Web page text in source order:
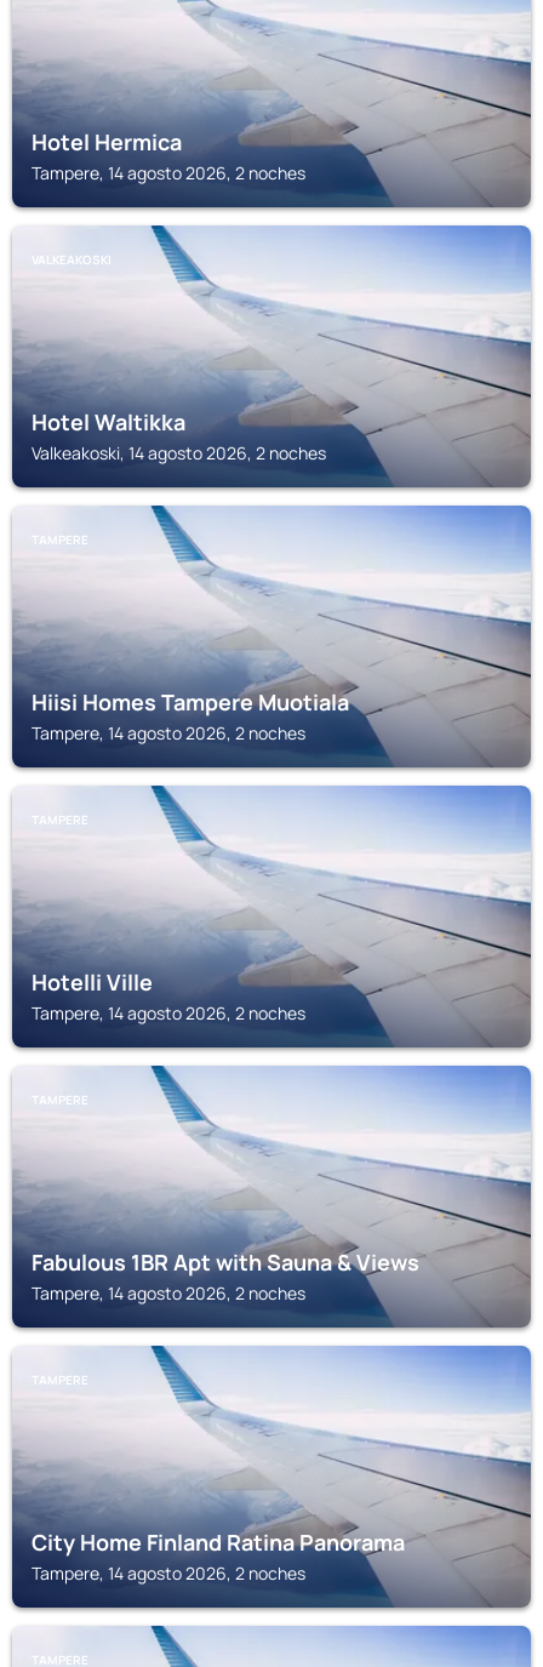
Hotel Hermica
Tampere, 14 agosto 2026, 2 noches
VALKEAKOSKI
Hotel Waltikka
Valkeakoski, 14 agosto 2026, 2 noches
TAMPERE
Hiisi Homes Tampere Muotiala
Tampere, 14 agosto 2026, 2 noches
TAMPERE
Hotelli Ville
Tampere, 14 agosto 2026, 2 noches
TAMPERE
Fabulous 1BR Apt with Sauna & Views
Tampere, 14 agosto 2026, 2 noches
TAMPERE
City Home Finland Ratina Panorama
Tampere, 14 agosto 2026, 2 noches
TAMPERE